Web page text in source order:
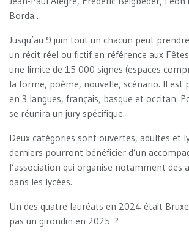
Borda…
Jusqu’au 9 juin tout un chacun peut
un récit réel ou fictif en référence aux
une limite de 15 000 signes (espaces
la forme, poème, nouvelle, scénario. Il est
en 3 langues, français, basque et occitan.
se réunira un jury spécifique.
Deux catégories sont ouvertes, adultes et
derniers pourront bénéficier d’un
l’association qui organise notamment des
dans les lycées.
Un des quatre lauréats en 2024 était
pas un girondin en 2025 ?